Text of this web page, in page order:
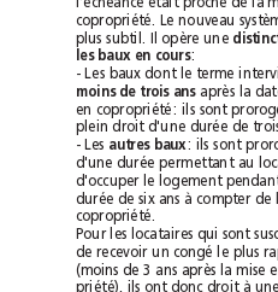
plus subtil. Il opère une
les baux en cours
moins de trois ans
autres baux
copropriété.